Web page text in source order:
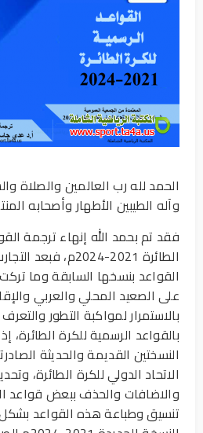
الحمد لله رب العالمين والصلاة
وآله الطيبين الأطهار وأصحابه
فقد تم بحمد الله إنهاء ترجمة
الطائرة 2021-2024م،
القواعد بنسخها السابقة وما
على الصعيد المحلي والعربي
بالاستمرار لمواكبة التطور
بالقواعد الرسمية للكرة
النسختين القديمة والحديثة
الاتحاد الدولي للكرة الطائرة،
والاضافات والحذف ببعض قواعد
تنسيق وطباعة هذه القواعد